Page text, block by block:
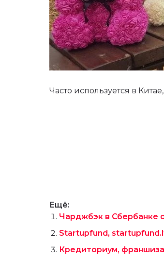
Часто используется в
Ещё:
Чарджбэк в Сбербанке
Startupfund,
Кредиториум,